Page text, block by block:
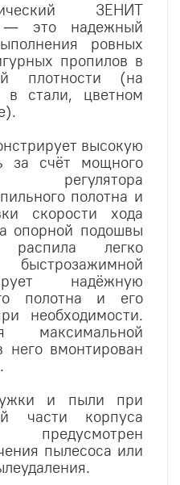
ЗЕНИТ
это надежный
ровных
пропилов в
плотности (на
в стали, цветном
высокую
за счёт мощного
регулятора
полотна и
скорости хода
опорной подошвы
распила легко
надёжную
полотна и его
необходимости.
максимальной
него вмонтирован
и пыли при
части корпуса
предусмотрен
пылесоса или